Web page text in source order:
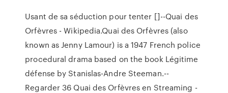
Usant de sa séduction pour tenter []--Quai des
Orfèvres - Wikipedia.Quai des Orfèvres (also
known as Jenny Lamour) is a 1947 French police
procedural drama based on the book Légitime
défense by Stanislas-Andre Steeman.--
Regarder 36 Quai des Orfèvres en Streaming -